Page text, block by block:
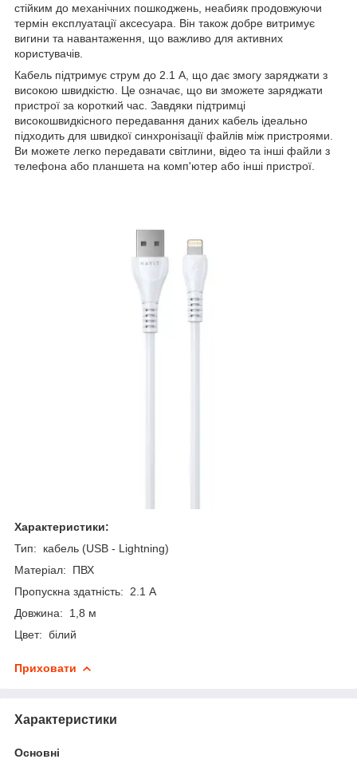
стійким до механічних пошкоджень, неабияк продовжуючи
термін експлуатації аксесуара. Він також добре витримує
вигини та навантаження, що важливо для активних
користувачів.
Кабель підтримує струм до 2.1 А, що дає змогу заряджати з
високою швидкістю. Це означає, що ви зможете заряджати
пристрої за короткий час. Завдяки підтримці
високошвидкісного передавання даних кабель ідеально
підходить для швидкої синхронізації файлів між пристроями.
Ви можете легко передавати світлини, відео та інші файли з
телефона або планшета на комп'ютер або інші пристрої.
Характеристики:
Тип: кабель (USB - Lightning)
Матеріал: ПВХ
Пропускна здатність: 2.1 А
Довжина: 1,8 м
Цвет: білий
Приховати
Характеристики
Основні